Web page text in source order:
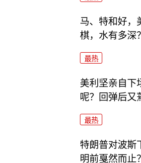
马、特和好，
棋，水有多深？
最热
美利坚亲自下
呢？回弹后又
最热
特朗普对波斯
明前戛然而止？